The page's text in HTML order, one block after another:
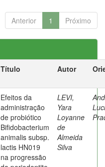
Anterior 1 Próximo
Título Autor
Efeitos da
administração
de probiótico
Bifidobacterium
animalis subsp.
lactis HN019
na progressão
LEVI,
Yara
Loyanne
de
Almeida
Silva